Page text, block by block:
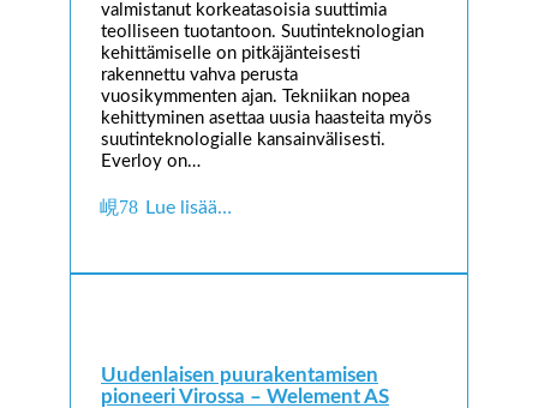
valmistanut korkeatasoisia suuttimia
teolliseen tuotantoon. Suutinteknologian
kehittämiselle on pitkäjänteisesti
rakennettu vahva perusta
vuosikymmenten ajan. Tekniikan nopea
kehittyminen asettaa uusia haasteita myös
suutinteknologialle kansainvälisesti.
Everloy on…
Lue lisää…
Uudenlaisen puurakentamisen
pioneeri Virossa – Welement AS